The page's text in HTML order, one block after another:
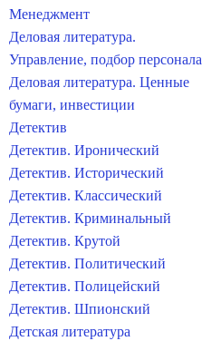
Менеджмент
Деловая литература.
Управление, подбор персонала
Деловая литература. Ценные
бумаги, инвестиции
Детектив
Детектив. Иронический
Детектив. Исторический
Детектив. Классический
Детектив. Криминальный
Детектив. Крутой
Детектив. Политический
Детектив. Полицейский
Детектив. Шпионский
Детская литература